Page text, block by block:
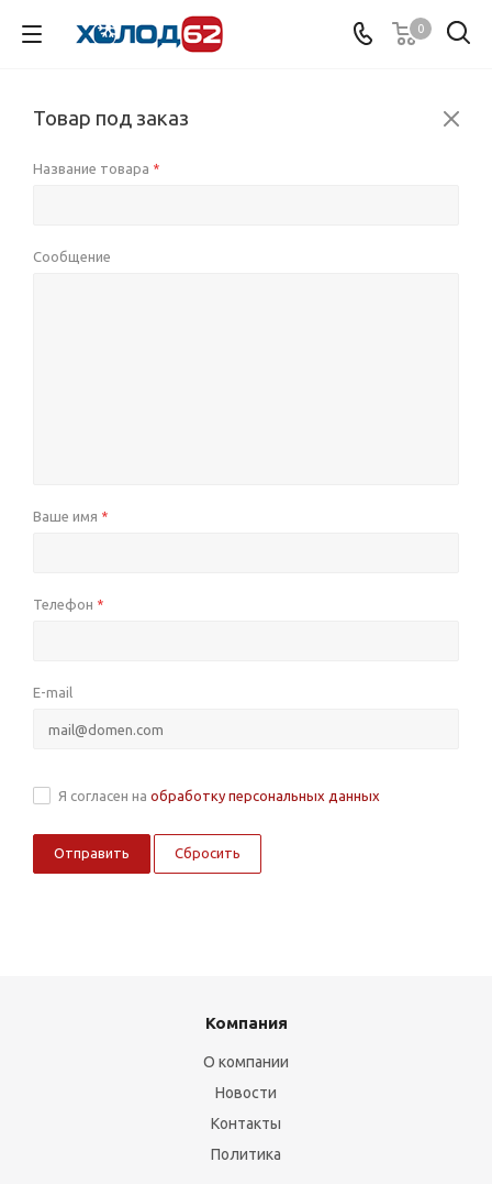
0
Товар под заказ
Название товара *
Сообщение
Ваше имя *
Телефон *
E-mail
Я согласен на обработку персональных данных
Сбросить
Компания
О компании
Новости
Контакты
Политика